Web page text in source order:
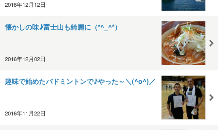
2016年12月12日
懐かしの味♪富士山も綺麗に（*^_^*）
2016年12月02日
趣味で始めたバドミントンで♪やった～＼(^o^)／
2016年11月22日